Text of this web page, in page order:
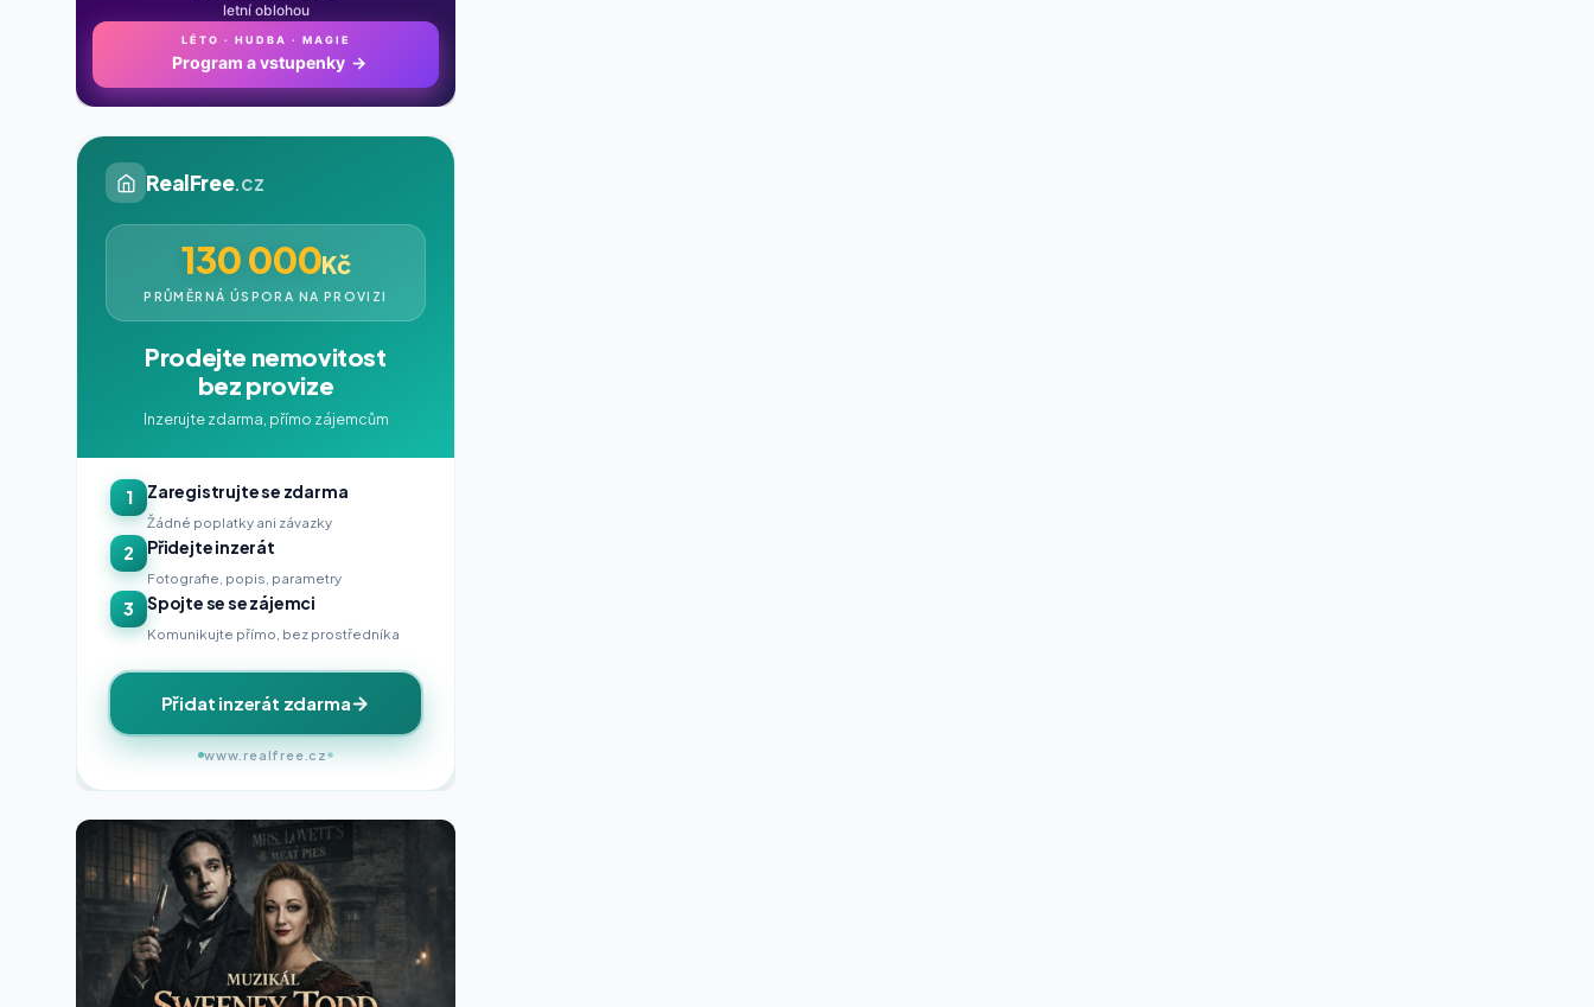
letní oblohou
LÉTO · HUDBA · MAGIE
Program a vstupenky→
RealFree.cz
130 000Kč
PRŮMĚRNÁ ÚSPORA NA PROVIZI
Prodejte nemovitost
bez provize
Inzerujte zdarma, přímo zájemcům
1 Zaregistrujte se zdarma
Žádné poplatky ani závazky
2 Přidejte inzerát
Fotografie, popis, parametry
3 Spojte se se zájemci
Komunikujte přímo, bez prostředníka
Přidat inzerát zdarma
www.realfree.cz